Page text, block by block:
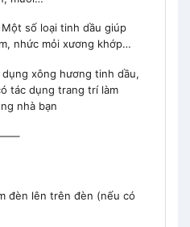
Một số loại tinh dầu giúp
nhức mỏi xương khớp…
dụng xông hương tinh dầu,
tác dụng trang trí làm
nhà bạn
đèn lên trên đèn (nếu có